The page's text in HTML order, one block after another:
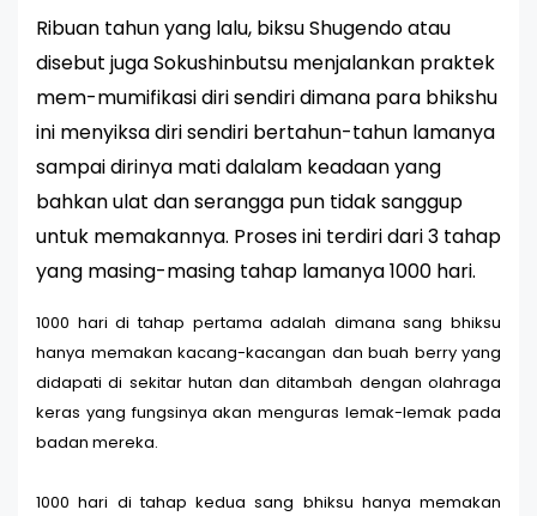
Ribuan tahun yang lalu, biksu Shugendo atau
disebut juga Sokushinbutsu menjalankan praktek
mem-mumifikasi diri sendiri dimana para bhikshu
ini menyiksa diri sendiri bertahun-tahun lamanya
sampai dirinya mati dalalam keadaan yang
bahkan ulat dan serangga pun tidak sanggup
untuk memakannya. Proses ini terdiri dari 3 tahap
yang masing-masing tahap lamanya 1000 hari.
1000 hari di tahap pertama adalah dimana sang bhiksu
hanya memakan kacang-kacangan dan buah berry yang
didapati di sekitar hutan dan ditambah dengan olahraga
keras yang fungsinya akan menguras lemak-lemak pada
badan mereka.
1000 hari di tahap kedua sang bhiksu hanya memakan